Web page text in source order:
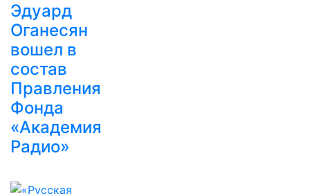
Эдуард
Оганесян
вошел в
состав
Правления
Фонда
«Академия
Радио»